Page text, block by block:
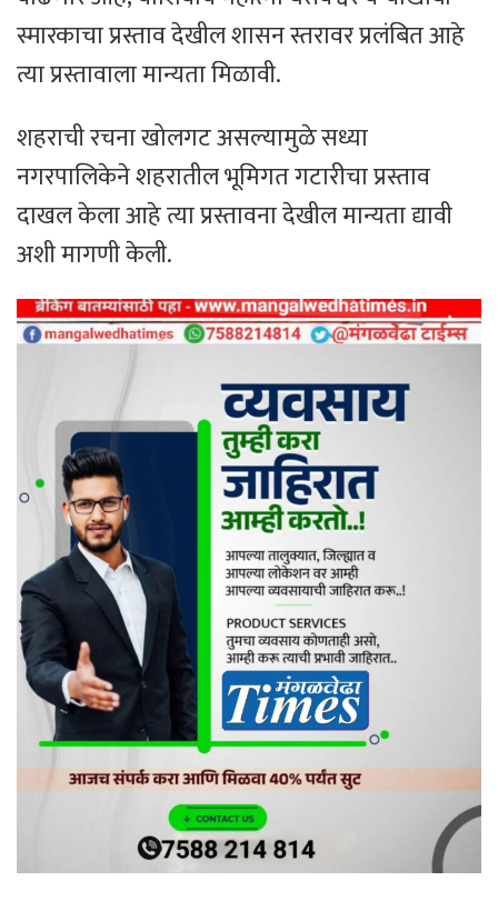
स्मारकाचा प्रस्ताव देखील शासन स्तरावर प्रलंबित आहे
त्या प्रस्तावाला मान्यता मिळावी.
शहराची रचना खोलगट असल्यामुळे सध्या
नगरपालिकेने शहरातील भूमिगत गटारीचा प्रस्ताव
दाखल केला आहे त्या प्रस्तावना देखील मान्यता द्यावी
अशी मागणी केली.